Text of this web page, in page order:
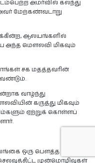
அமர்வில் கலந்து
மேற்கண்வடாறு
ஆலயங்களில்
அந்த மௌலவி மிகவும்
சக மதத்தவரின்
வாழ்ந்து
கருத்து மிகவும்
ஏற்றுக் கொள்ளப்
ஒரு பெளத்த நாடு
முன்மொழிவுகள்